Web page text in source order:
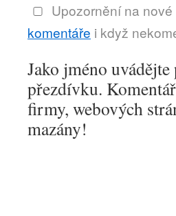
Upozornění na
komentáře i když
Jako jméno
přezdívku.
firmy, webových
mazány!